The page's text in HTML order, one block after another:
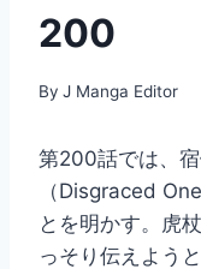
200
By J Manga Editor
第200話では、
（Disgraced
とを明かす。虎
っそり伝えよう